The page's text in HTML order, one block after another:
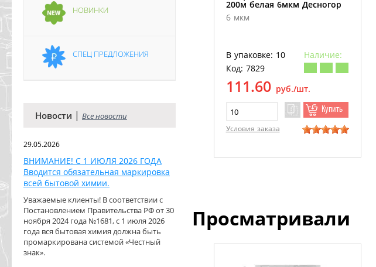
НОВИНКИ
СПЕЦ ПРЕДЛОЖЕНИЯ
Новости | Все новости
29.05.2026
ВНИМАНИЕ! С 1 ИЮЛЯ 2026 ГОДА
Вводится обязательная маркировка
всей бытовой химии.
Уважаемые клиенты! В соответствии с
Постановлением Правительства РФ от 30
ноября 2024 года №1681, с 1 июля 2026
года вся бытовая химия должна быть
промаркирована системой «Честный
знак».
200м белая 6мкм Десногор
6 мкм
В упаковке: 10
Наличие:
Код: 7829
111.60 руб./шт.
Купить
Условия заказа
Просматривали